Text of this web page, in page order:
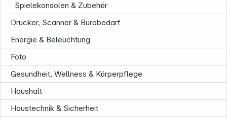
Spielekonsolen & Zubehör
Drucker, Scanner & Bürobedarf
Energie & Beleuchtung
Foto
Gesundheit, Wellness & Körperpflege
Haushalt
Haustechnik & Sicherheit